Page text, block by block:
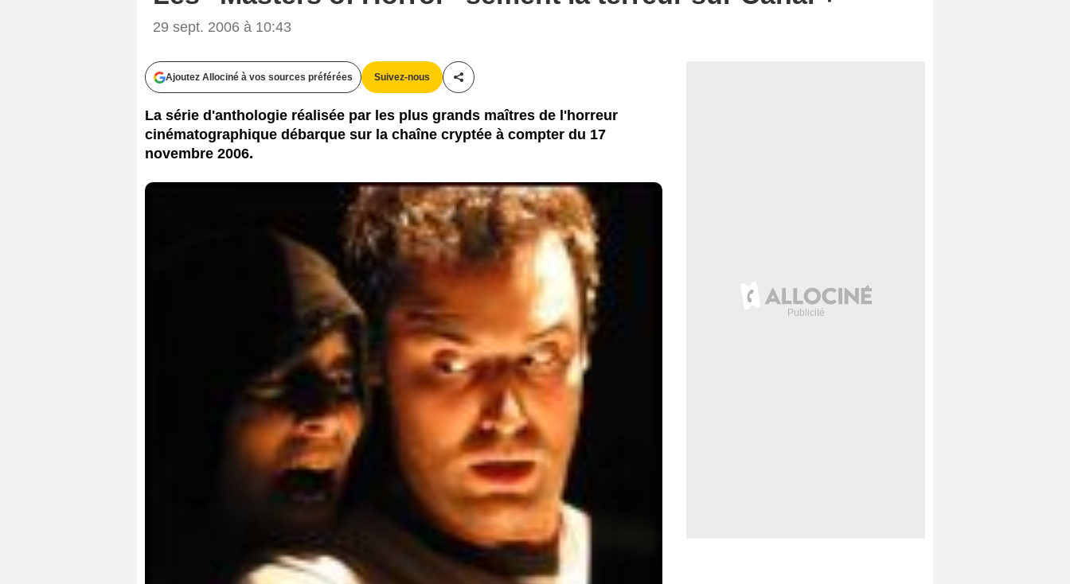
29 sept. 2006 à 10:43
Ajoutez Allociné à vos sources préférées Suivez-nous
Partager cet article
La série d'anthologie réalisée par les plus grands maîtres de l'horreur
cinématographique débarque sur la chaîne cryptée à compter du 17
novembre 2006.